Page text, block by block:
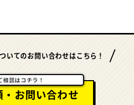
いてのお問い合わせはこちら！
お問い合わせ
相談はコチラ！